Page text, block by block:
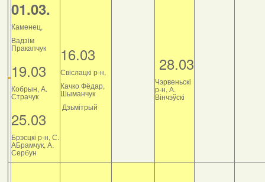
01.03.
Каменец,
Вадзім
Пракапчук
19.03
Кобрын, А.
Страчук
25.03
Брэсцкі р-н, С.
АБрамчук, А.
Сербун
16.03
Свіслацкі р-н,
Качко Фёдар,
Шыманчук
Дзьмітрый
28.03
Чэрвеньскі
р-н, А.
Вінчэўскі